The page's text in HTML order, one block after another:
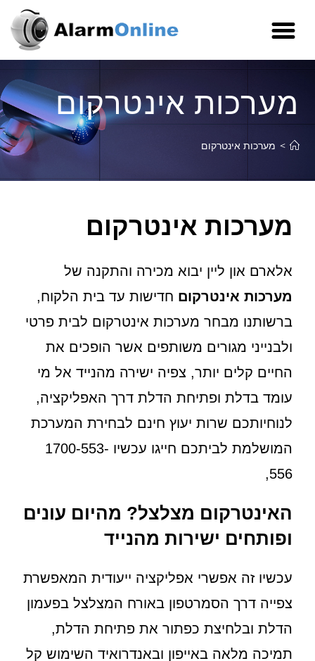
מערכות אינטרקום
> מערכות אינטרקום
מערכות אינטרקום
אלארם און ליין יבוא מכירה והתקנה של
מערכות אינטרקום חדישות עד בית הלקוח,
ברשותנו מבחר מערכות אינטרקום לבית פרטי
ולבנייני מגורים משותפים אשר הופכים את
החיים קלים יותר, צפיה ישירה מהנייד אל מי
עומד בדלת ופתיחת הדלת דרך האפליקציה,
לנוחיותכם שרות יעוץ חינם לבחירת המערכת
המושלמת לביתכם חייגו עכשיו 1700-553-
556,
האינטרקום מצלצל? מהיום עונים
ופותחים ישירות מהנייד
עכשיו זה אפשרי אפליקציה ייעודית המאפשרת
צפייה דרך הסמרטפון באורח המצלצל בפעמון
הדלת ובלחיצת כפתור את פתיחת הדלת,
תמיכה מלאה באייפון ובאנדרואיד השימוש קל